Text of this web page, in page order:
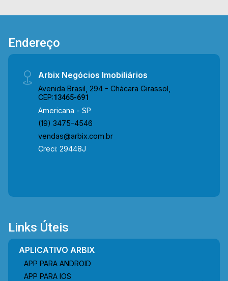
Endereço
Arbix Negócios Imobiliários
Avenida Brasil, 294 - Chácara Girassol,
CEP:13465-691
Americana - SP
(19) 3475-4546
vendas@arbix.com.br
Creci: 29448J
Links Úteis
APLICATIVO ARBIX
APP PARA ANDROID
APP PARA IOS